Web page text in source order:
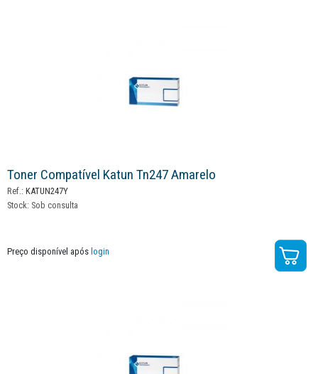
Toner Compatível Katun Tn247 Amarelo
Ref.: KATUN247Y
Stock: Sob consulta
Preço disponível após login